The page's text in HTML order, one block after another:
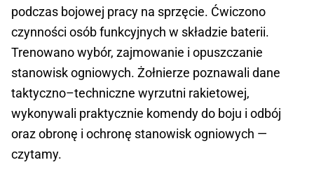
podczas bojowej pracy na sprzęcie. Ćwiczono
czynności osób funkcyjnych w składzie baterii.
Trenowano wybór, zajmowanie i opuszczanie
stanowisk ogniowych. Żołnierze poznawali dane
taktyczno–techniczne wyrzutni rakietowej,
wykonywali praktycznie komendy do boju i odbój
oraz obronę i ochronę stanowisk ogniowych —
czytamy.